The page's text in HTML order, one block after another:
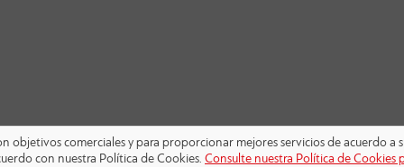
objetivos comerciales y para proporcionar mejores servicios de acuerdo a
con nuestra Política de Cookies. Consulte nuestra Política de Cookies